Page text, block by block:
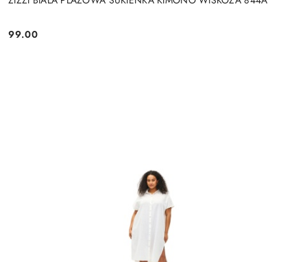
Cena:
99.00